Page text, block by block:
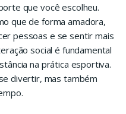
que você escolheu.
que de forma amadora,
pessoas e se sentir mais
social é fundamental
na prática esportiva.
divertir, mas também